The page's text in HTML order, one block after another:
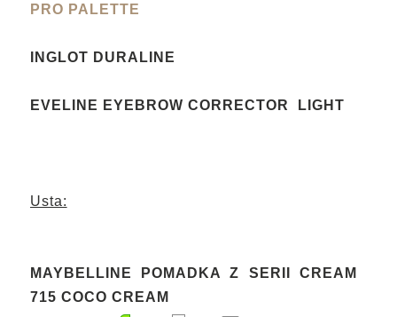
PRO PALETTE
INGLOT DURALINE
EVELINE EYEBROW CORRECTOR LIGHT
Usta:
MAYBELLINE POMADKA Z SERII CREAM
715 COCO CREAM